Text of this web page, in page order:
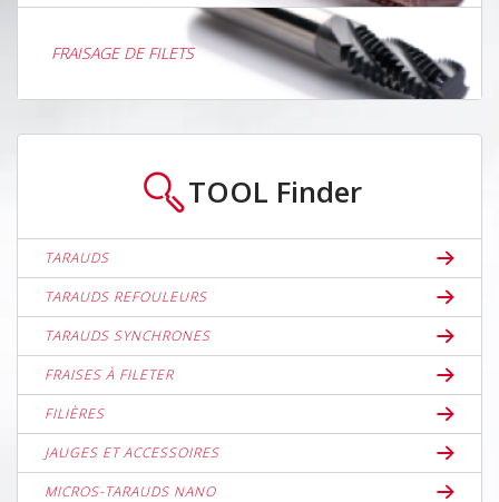
FRAISAGE DE FILETS
TOOL Finder
TARAUDS
TARAUDS REFOULEURS
TARAUDS SYNCHRONES
FRAISES À FILETER
FILIÈRES
JAUGES ET ACCESSOIRES
MICROS-TARAUDS NANO